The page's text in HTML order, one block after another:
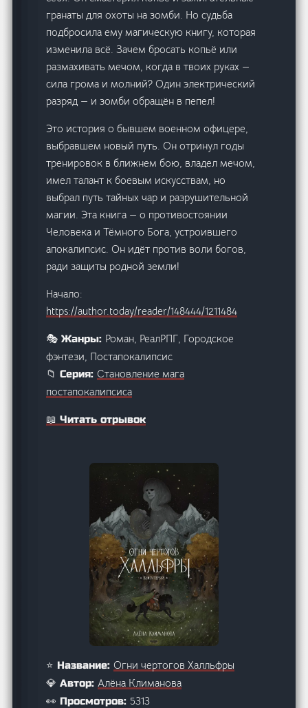
гранаты для охоты на зомби. Но судьба
подбросила ему магическую книгу, которая
изменила всё. Зачем бросать копьё или
размахивать мечом, когда в твоих руках —
сила грома и молний? Один электрический
разряд — и зомби обращён в пепел!
Это история о бывшем военном офицере,
выбравшем новый путь. Он отринул годы
тренировок в ближнем бою, владел мечом,
имел талант к боевым искусствам, но
выбрал путь тайных чар и разрушительной
магии. Эта книга — о противостоянии
Человека и Тёмного Бога, устроившего
апокалипсис. Он идёт против воли богов,
ради защиты родной земли!
Начало:
https://author.today/reader/148444/1211484
🎭 Жанры: Роман, РеалРПГ, Городское
фэнтези, Постапокалипсис
📁 Серия:Становление мага
постапокалипсиса
📖 Читать отрывок
⭐ Название:Огни чертогов Халльфры
💎 Автор:Алёна Климанова
👀 Просмотров: 5313